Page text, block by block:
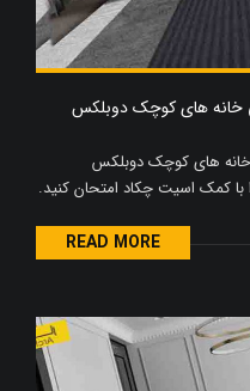
خانه های کوچک دوبلکس
خانه های کوچک دوبلکس
کمک اسیت چکاد امتحان کنید.
READ MORE